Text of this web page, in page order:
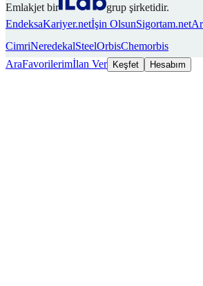
Emlakjet bir
grup şirketidir.
EndeksaKariyer.netİşin OlsunSigortam.net
CimriNeredekalSteelOrbisChemorbis
AraFavorilerimİlan Ver Keşfet Hesabım